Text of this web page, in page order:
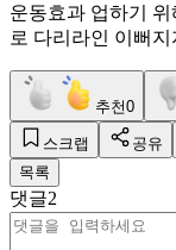
운동효과 업하기
로 다리라인 이뻐지
추천0
스크랩 공유
목록
댓글2